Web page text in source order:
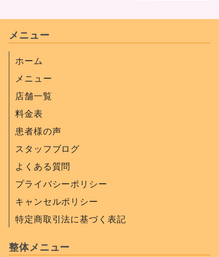
メニュー
ホーム
メニュー
店舗一覧
料金表
患者様の声
スタッフブログ
よくある質問
プライバシーポリシー
キャンセルポリシー
特定商取引法に基づく表記
整体メニュー